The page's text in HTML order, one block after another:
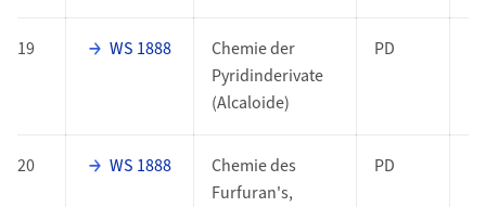
19 WS 1888
Chemie der
Pyridinderivate
(Alcaloide)
PD
20 WS 1888
Chemie des
Furfuran's,
PD